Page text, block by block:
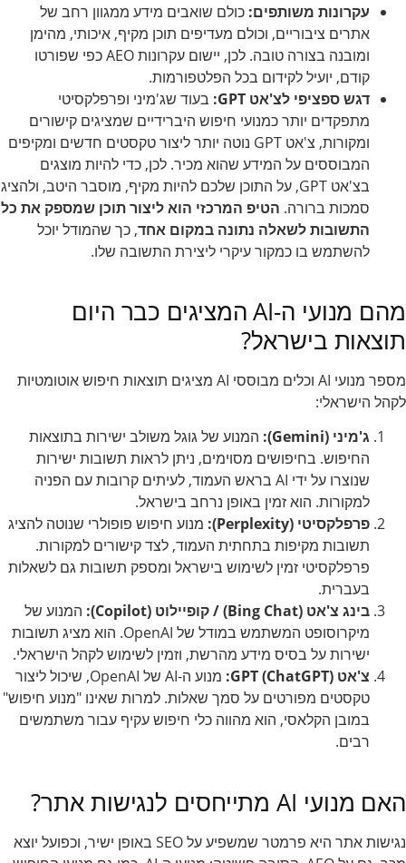
עקרונות משותפים: כולם שואבים מידע ממגוון רחב של
אתרים ציבוריים, וכולם מעדיפים תוכן מקיף, איכותי, מהימן
ומובנה בצורה טובה. לכן, יישום עקרונות AEO כפי שפורטו
קודם, יועיל לקידום בכל הפלטפורמות.
דגש ספציפי לצ'אט GPT:
בעוד שג'מיני ופרפלקסיטי
מתפקדים יותר כמנועי חיפוש היברידיים שמציגים קישורים
ומקורות, צ'אט GPT נוטה יותר ליצור טקסטים חדשים ומקיפים
המבוססים על המידע שהוא מכיר. לכן, כדי להיות מוצגים
בצ'אט GPT, על התוכן שלכם להיות מקיף, מוסבר היטב, ולהציג
סמכות ברורה. הטיפ המרכזי הוא ליצור תוכן שמספק את כל
התשובות לשאלה נתונה במקום אחד, כך שהמודל יוכל
להשתמש בו כמקור עיקרי ליצירת התשובה שלו.
מהם מנועי ה-AI המציגים כבר היום
תוצאות בישראל?
מספר מנועי AI וכלים מבוססי AI מציגים תוצאות חיפוש אוטומטיות
לקהל הישראלי:
ג'מיני (Gemini):
המנוע של גוגל משולב ישירות בתוצאות
החיפוש. בחיפושים מסוימים, ניתן לראות תשובות ישירות
שנוצרו על ידי AI בראש העמוד, לעיתים קרובות עם הפניה
למקורות. הוא זמין באופן נרחב בישראל.
פרפלקסיטי (Perplexity):
מנוע חיפוש פופולרי שנוטה להציג
תשובות מקיפות בתחתית העמוד, לצד קישורים למקורות.
פרפלקסיטי זמין לשימוש בישראל ומספק תשובות גם לשאלות
בעברית.
בינג צ'אט (Bing Chat) / קופיילוט (Copilot):
המנוע של
מיקרוסופט המשתמש במודל של OpenAI. הוא מציג תשובות
ישירות על בסיס מידע מהרשת, וזמין לשימוש לקהל הישראלי.
צ'אט GPT (ChatGPT):
מנוע ה-AI של OpenAI, שיכול ליצור
טקסטים מפורטים על סמך שאלות. למרות שאינו "מנוע חיפוש"
במובן הקלאסי, הוא מהווה כלי חיפוש עקיף עבור משתמשים
רבים.
האם מנועי AI מתייחסים לנגישות אתר?
נגישות אתר היא פרמטר שמשפיע על SEO באופן ישיר, וכפועל יוצא